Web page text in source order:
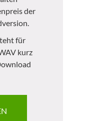
der
für
kurz